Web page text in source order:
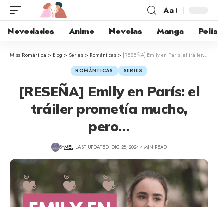
Aa
Novedades Anime Novelas Manga Pelis
Miss Romántica > Blog > Series > Románticas > [RESEÑA] Emily en París: el tráiler prometía mucho, pero…
ROMÁNTICAS SERIES
[RESEÑA] Emily en París: el
tráiler prometía mucho,
pero…
BYMEL LAST UPDATED: DIC 28, 2024 4 MIN READ